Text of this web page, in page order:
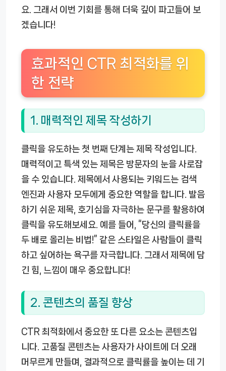
요. 그래서 이번 기회를 통해 더욱 깊이 파고들어 보
겠습니다!
효과적인 CTR 최적화를 위
한 전략
1. 매력적인 제목 작성하기
클릭을 유도하는 첫 번째 단계는 제목 작성입니다.
매력적이고 특색 있는 제목은 방문자의 눈을 사로잡
을 수 있습니다. 제목에서 사용되는 키워드는 검색
엔진과 사용자 모두에게 중요한 역할을 합니다. 발음
하기 쉬운 제목, 호기심을 자극하는 문구를 활용하여
클릭을 유도해보세요. 예를 들어, “당신의 클릭률을
두 배로 올리는 비법!” 같은 스타일은 사람들이 클릭
하고 싶어하는 욕구를 자극합니다. 그래서 제목에 담
긴 힘, 느낌이 매우 중요합니다!
2. 콘텐츠의 품질 향상
CTR 최적화에서 중요한 또 다른 요소는 콘텐츠입
니다. 고품질 콘텐츠는 사용자가 사이트에 더 오래
머무르게 만들며, 결과적으로 클릭률을 높이는 데 기